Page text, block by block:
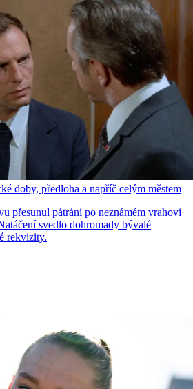
doby, předloha a napříč celým městem
přesunul pátrání po neznámém vrahovi
svedlo dohromady bývalé
rekvizity.